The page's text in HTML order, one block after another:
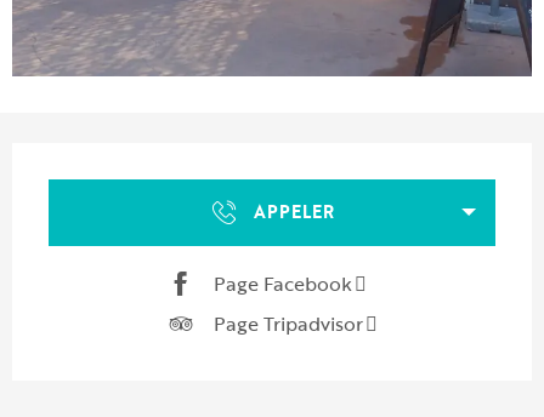
APPELER
Page Facebook
Page Tripadvisor